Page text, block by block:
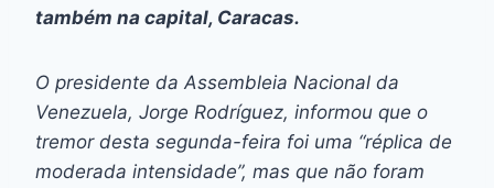
também na capital, Caracas.
O presidente da Assembleia Nacional da
Venezuela, Jorge Rodríguez, informou que o
tremor desta segunda-feira foi uma “réplica de
moderada intensidade”, mas que não foram